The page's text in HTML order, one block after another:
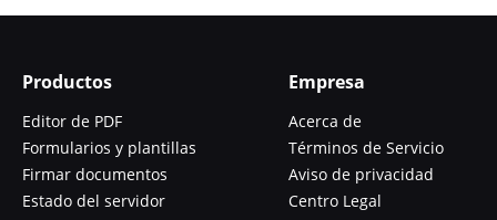
Productos
Editor de PDF
Formularios y plantillas
Firmar documentos
Estado del servidor
Empresa
Acerca de
Términos de Servicio
Aviso de privacidad
Centro Legal